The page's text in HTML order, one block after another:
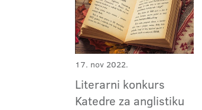
17. nov 2022.
Literarni konkurs
Katedre za anglistiku